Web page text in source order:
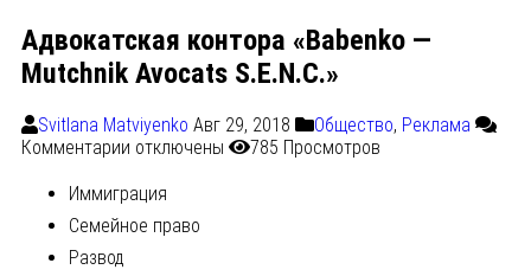
Адвокатская контора «Babenko —
Mutchnik Avocats S.E.N.C.»
Svitlana Matviyenko Авг 29, 2018 Общество, Реклама
Комментарии отключены 785 Просмотров
Иммиграция
Семейное право
Развод